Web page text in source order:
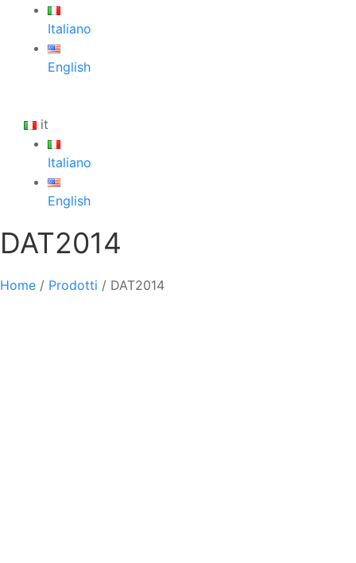
Italiano
English
it
Italiano
English
DAT2014
Home / Prodotti / DAT2014